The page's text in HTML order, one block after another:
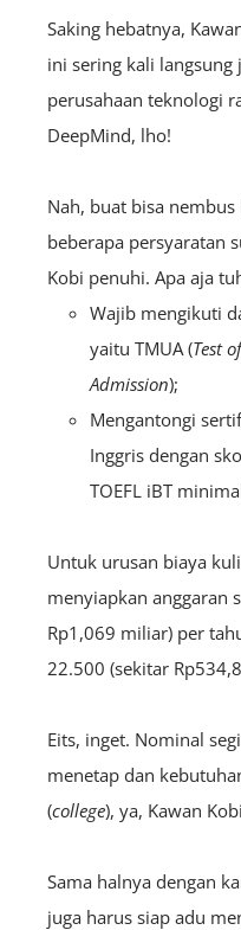
Saking hebatnya,
ini sering kali
perusahaan teknologi
DeepMind, lho!
Nah, buat bisa
beberapa persyaratan
Kobi penuhi. Apa aja
Wajib mengikuti
yaitu TMUA (Test
Admission);
Mengantongi
Inggris dengan
TOEFL iBT
Untuk urusan biaya
menyiapkan anggaran
Rp1,069 miliar) per
22.500 (sekitar
Eits, inget. Nominal
menetap dan
(college), ya, Kawan
Sama halnya dengan
juga harus siap adu